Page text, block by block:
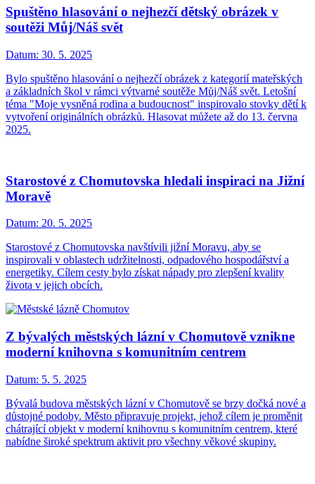
Spuštěno hlasování o nejhezčí dětský obrázek v
soutěži Můj/Náš svět
Datum: 30. 5. 2025
Bylo spuštěno hlasování o nejhezčí obrázek z kategorií mateřských
a základních škol v rámci výtvarné soutěže Můj/Náš svět. Letošní
téma "Moje vysněná rodina a budoucnost" inspirovalo stovky dětí k
vytvoření originálních obrázků. Hlasovat můžete až do 13. června
2025.
Starostové z Chomutovska hledali inspiraci na Jižní
Moravě
Datum: 20. 5. 2025
Starostové z Chomutovska navštívili jižní Moravu, aby se
inspirovali v oblastech udržitelnosti, odpadového hospodářství a
energetiky. Cílem cesty bylo získat nápady pro zlepšení kvality
života v jejich obcích.
Z bývalých městských lázní v Chomutově vznikne
moderní knihovna s komunitním centrem
Datum: 5. 5. 2025
Bývalá budova městských lázní v Chomutově se brzy dočká nové a
důstojné podoby. Město připravuje projekt, jehož cílem je proměnit
chátrající objekt v moderní knihovnu s komunitním centrem, které
nabídne široké spektrum aktivit pro všechny věkové skupiny.